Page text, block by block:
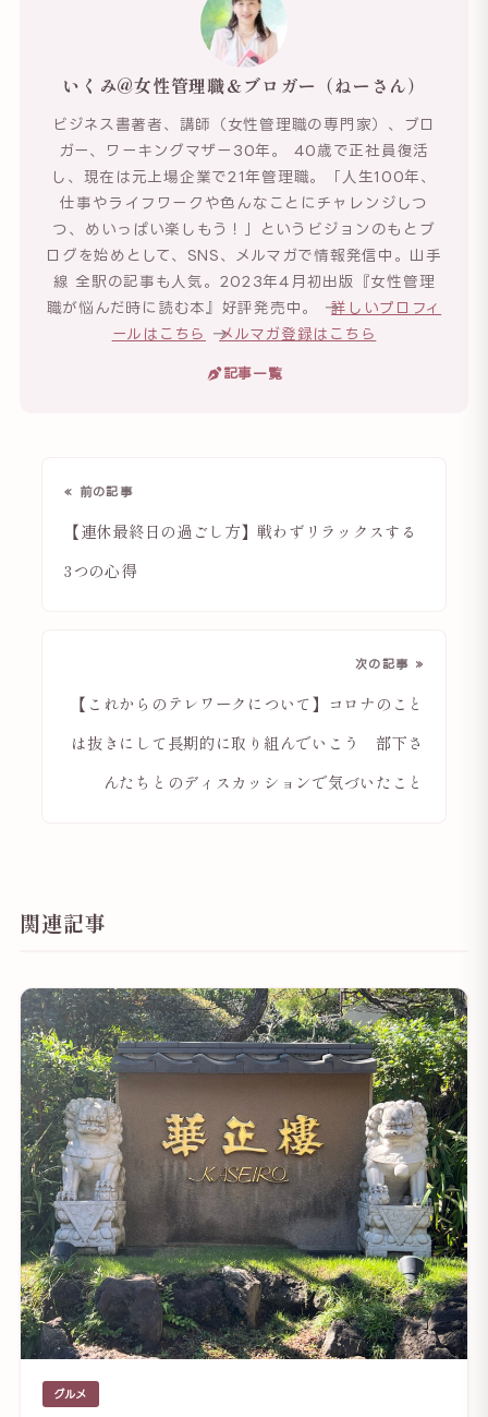
いくみ@女性管理職＆ブロガー（ねーさん）
ビジネス書著者、講師（女性管理職の専門家）、ブロ
ガー、ワーキングマザー30年。 40歳で正社員復活
し、現在は元上場企業で21年管理職。「人生100年、
仕事やライフワークや色んなことにチャレンジしつ
つ、めいっぱい楽しもう！」というビジョンのもとブ
ログを始めとして、SNS、メルマガで情報発信中。山手
線 全駅の記事も人気。2023年4月初出版『女性管理
職が悩んだ時に読む本』好評発売中。 →詳しいプロフィ
ールはこちら
→メルマガ登録はこちら
記事一覧
« 前の記事
【連休最終日の過ごし方】戦わずリラックスする
3つの心得
次の記事 »
【これからのテレワークについて】コロナのこと
は抜きにして長期的に取り組んでいこう 部下さ
んたちとのディスカッションで気づいたこと
関連記事
グルメ